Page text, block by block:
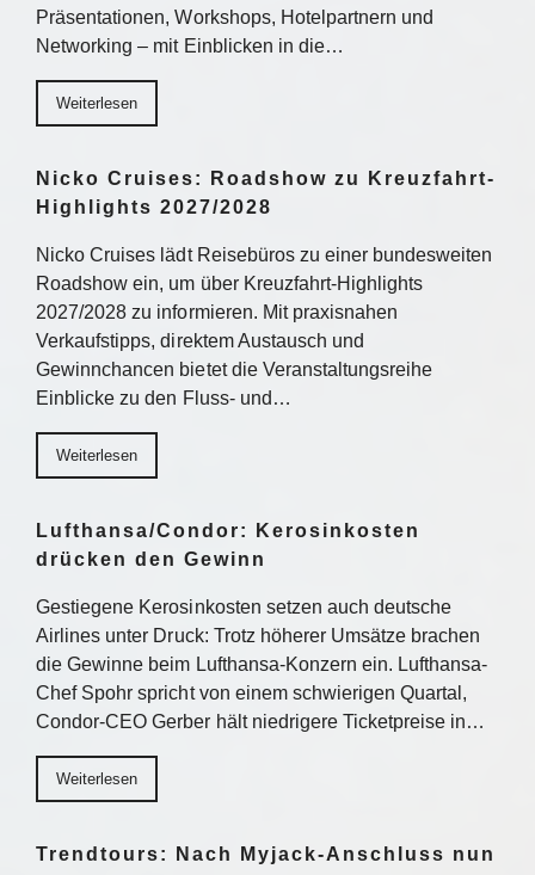
Präsentationen, Workshops, Hotelpartnern und
Networking – mit Einblicken in die…
Weiterlesen
Nicko Cruises: Roadshow zu Kreuzfahrt-
Highlights 2027/2028
Nicko Cruises lädt Reisebüros zu einer bundesweiten
Roadshow ein, um über Kreuzfahrt-Highlights
2027/2028 zu informieren. Mit praxisnahen
Verkaufstipps, direktem Austausch und
Gewinnchancen bietet die Veranstaltungsreihe
Einblicke zu den Fluss- und…
Weiterlesen
Lufthansa/Condor: Kerosinkosten
drücken den Gewinn
Gestiegene Kerosinkosten setzen auch deutsche
Airlines unter Druck: Trotz höherer Umsätze brachen
die Gewinne beim Lufthansa-Konzern ein. Lufthansa-
Chef Spohr spricht von einem schwierigen Quartal,
Condor-CEO Gerber hält niedrigere Ticketpreise in…
Weiterlesen
Trendtours: Nach Myjack-Anschluss nun